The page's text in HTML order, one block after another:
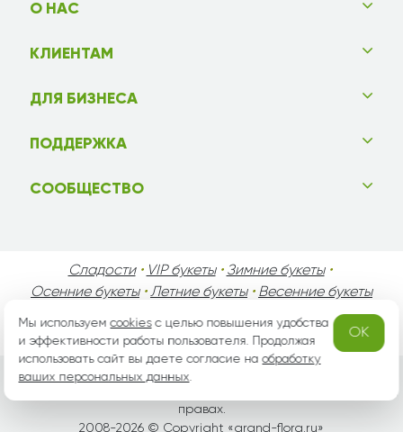
О НАС
КЛИЕНТАМ
ДЛЯ БИЗНЕСА
ПОДДЕРЖКА
СООБЩЕСТВО
Сладости• VIP букеты• Зимние букеты•
Осенние букеты•Летние букеты• Весенние букеты
•
День Мужчин•Праздники!
правах.
2008-2026 © Copyright «grand-flora.ru»
Мы используемcookiesс целью повышения удобства
и эффективности работы пользователя. Продолжая
использовать сайт вы даете согласие наобработку
ваших персональных данных.
OK